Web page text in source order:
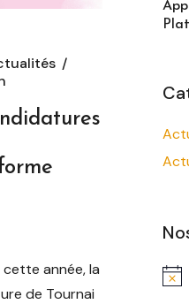
cette année, la
de Tournai